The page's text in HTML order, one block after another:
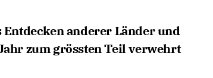
Entdecken anderer Länder und
zum grössten Teil verwehrt